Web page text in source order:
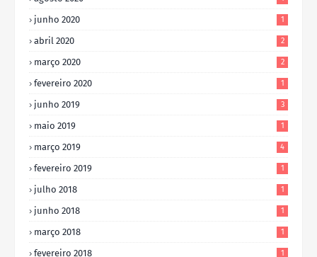
junho 2020 1
abril 2020 2
março 2020 2
fevereiro 2020 1
junho 2019 3
maio 2019 1
março 2019 4
fevereiro 2019 1
julho 2018 1
junho 2018 1
março 2018 1
fevereiro 2018 1